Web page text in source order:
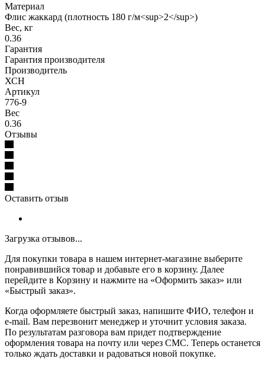
Материал
Флис жаккард (плотность 180 г/м<sup>2</sup>)
Вес, кг
0.36
Гарантия
Гарантия производителя
Производитель
ХСН
Артикул
776-9
Вес
0.36
Отзывы
Оставить отзыв
Загрузка отзывов...
Для покупки товара в нашем интернет-магазине выберите
понравившийся товар и добавьте его в корзину. Далее
перейдите в Корзину и нажмите на «Оформить заказ» или
«Быстрый заказ».
Когда оформляете быстрый заказ, напишите ФИО, телефон и
e-mail. Вам перезвонит менеджер и уточнит условия заказа.
По результатам разговора вам придет подтверждение
оформления товара на почту или через СМС. Теперь останется
только ждать доставки и радоваться новой покупке.